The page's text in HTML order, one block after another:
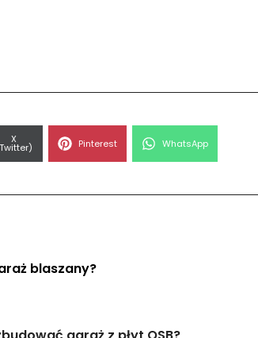
Share
on
X Share
Pinterest Share
WhatsApp
blaszany?